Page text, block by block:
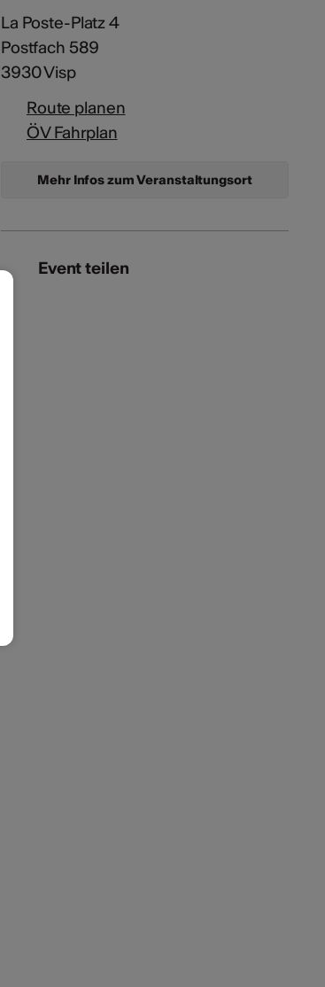
La Poste-Platz 4
Postfach 589
3930 Visp
Route planen
ÖV Fahrplan
Mehr Infos zum Veranstaltungsort
Event teilen